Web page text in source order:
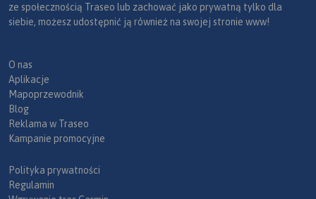
ze społecznością Traseo lub zachować jako prywatną tylko dla
siebie, możesz udostępnić ją również na swojej stronie www!
O nas
Aplikacje
Mapoprzewodnik
Blog
Reklama w Traseo
Kampanie promocyjne
Polityka prywatności
Regulamin